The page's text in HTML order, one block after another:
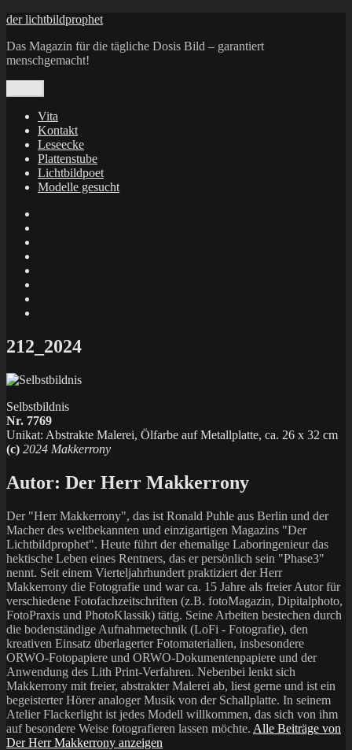
Zum
springen
der lichtbildprophet
Das Magazin für die tägliche Dosis Bild – garantiert
menschgemacht!
Vita
Kontakt
Leseecke
Plattenstube
Lichtbildpoet
Modelle gesucht
X
212_2024
Selbstbildnis
Nr. 7769
Unikat: Abstrakte Malerei, Ölfarbe auf Metallplatte, ca. 26 x 32 cm
(c) 2024 Makkerrony
Autor: Der Herr Makkerrony
Der "Herr Makkerrony", das ist Ronald Puhle aus Berlin und der
Macher des weltbekannten und einzigartigen Magazins "Der
Lichtbildprophet". Heute führt der ehemalige Laboringenieur das
hektische Leben eines Rentners, das er persönlich sein "Phase3"
nennt. Seit einem Vierteljahrhundert praktiziert der Herr
Makkerrony die Fotografie und war ca. 15 Jahre als freier Autor für
verschiedene Fotofachzeitschriften (z.B. fotoMagazin, Dipitalphoto,
FotoPraxis und PhotoKlassik) tätig. Seine Arbeiten bestechen durch
die bodenständige Aufnahmetechnik (LoFi - Fotografie), den
kreativen Einsatz überlagerter Fotomaterialien, insbesondere
ORWO-Fotopapiere und ORWO-Dokumentenpapiere und der
Anwendung des Lith Print-Verfahren. Nebenbei lenkt sich
Makkerrony mit freier, abstrakter Malerei ab, liest gerne und ist ein
begeisterter Hörer analoger Musik von der Schallplatte. In seinem
Atelier Flackerlight ist jedes Modell willkommen, das sich von ihm
auf besondere Weise fotografieren lassen möchte. Alle Beiträge von
Der Herr Makkerrony anzeigen